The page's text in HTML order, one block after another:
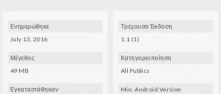
Ενημερώθηκε
July 13, 2016
Μέγεθος
49 MB
Εγκαταστάθηκαν
Τρέχουσα Έκδοση
1.1 (1)
Κατηγοριοποίηση
All Publics
Min. Android Version